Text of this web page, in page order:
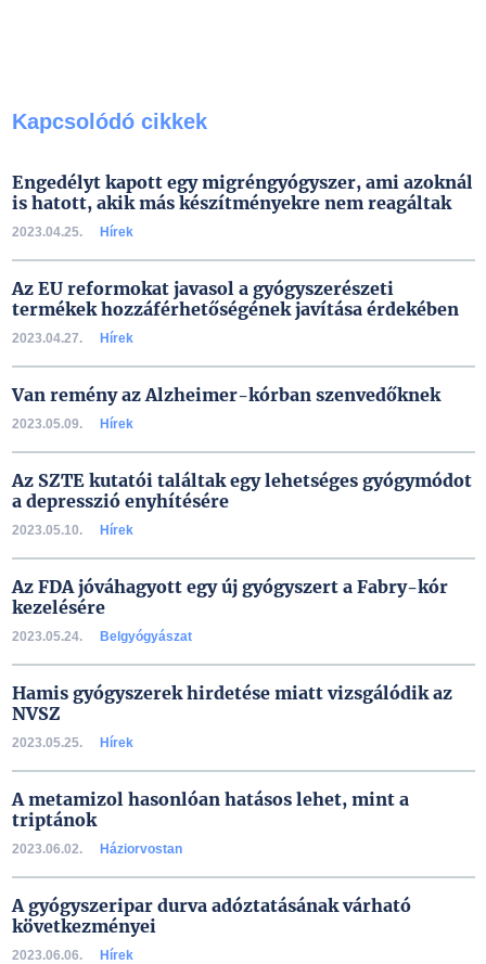
Kapcsolódó cikkek
Engedélyt kapott egy migréngyógyszer, ami azoknál
is hatott, akik más készítményekre nem reagáltak
2023.04.25. Hírek
Az EU reformokat javasol a gyógyszerészeti
termékek hozzáférhetőségének javítása érdekében
2023.04.27. Hírek
Van remény az Alzheimer-kórban szenvedőknek
2023.05.09. Hírek
Az SZTE kutatói találtak egy lehetséges gyógymódot
a depresszió enyhítésére
2023.05.10. Hírek
Az FDA jóváhagyott egy új gyógyszert a Fabry-kór
kezelésére
2023.05.24. Belgyógyászat
Hamis gyógyszerek hirdetése miatt vizsgálódik az
NVSZ
2023.05.25. Hírek
A metamizol hasonlóan hatásos lehet, mint a
triptánok
2023.06.02. Háziorvostan
A gyógyszeripar durva adóztatásának várható
következményei
2023.06.06. Hírek